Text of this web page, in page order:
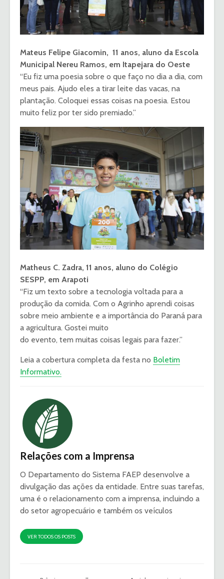
Mateus Felipe Giacomin, 11 anos, aluno da Escola
Municipal Nereu Ramos, em Itapejara do Oeste
“Eu fiz uma poesia sobre o que faço no dia a dia, com
meus pais. Ajudo eles a tirar leite das vacas, na
plantação. Coloquei essas coisas na poesia. Estou
muito feliz por ter sido premiado.”
Matheus C. Zadra, 11 anos, aluno do Colégio
SESPP, em Arapoti
“Fiz um texto sobre a tecnologia voltada para a
produção da comida. Com o Agrinho aprendi coisas
sobre meio ambiente e a importância do Paraná para
a agricultura. Gostei muito
do evento, tem muitas coisas legais para fazer.”
Leia a cobertura completa da festa no Boletim
Informativo.
Relações com a Imprensa
O Departamento do Sistema FAEP desenvolve a
divulgação das ações da entidade. Entre suas tarefas,
uma é o relacionamento com a imprensa, incluindo a
do setor agropecuário e também os veículos
VER TODOS OS POSTS